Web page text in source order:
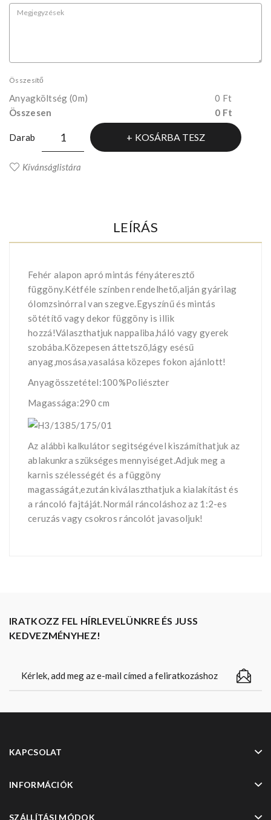
Összesítő
Anyagköltség (0m)
0 Ft
Összesen
0 Ft
Darab KOSÁRBA TESZ
Kívánságlistára
LEÍRÁS
Fehér alapon apró mintás fényáteresztő
függöny.Kétféle színben rendelhető,alján gyárilag
ólomzsinórral van szegve.Egyszínű és mintás
sötétítő vagy dekor függöny is illik
hozzá!Választhatjuk nappaliba,háló vagy gyerek
szobába.Közepesen áttetsző,lágy esésű
anyag,mosása,vasalása közepes fokon ajánlott!
Anyagösszetétel:100%Poliészter
Magassága:290 cm
Az alábbi kalkulátor segìtségével kiszámíthatjuk az
ablakunkra szükséges mennyiséget.Adjuk meg a
karnis szélességét és a függöny
magasságát,ezután kiválaszthatjuk a kialakítást és
a ráncoló fajtáját.Normál ráncoláshoz az 1:2-es
ceruzás vagy csokros ráncolót javasoljuk!
IRATKOZZ FEL HÍRLEVELÜNKRE ÉS JUSS
KEDVEZMÉNYHEZ!
KAPCSOLAT
INFORMÁCIÓK
SZÁLLÍTÁSI MÓDOK